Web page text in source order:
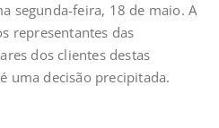
segunda-feira, 18 de maio. A
representantes das
dos clientes destas
uma decisão precipitada.